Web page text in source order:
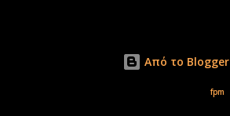
Από το Blogger
fpm